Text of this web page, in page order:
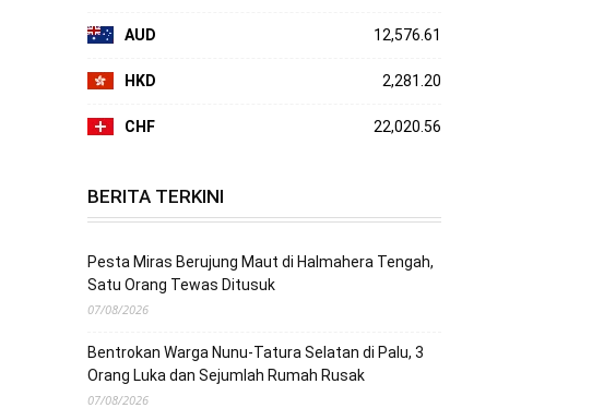
AUD 12,576.61
HKD 2,281.20
CHF 22,020.56
BERITA TERKINI
Pesta Miras Berujung Maut di Halmahera Tengah,
Satu Orang Tewas Ditusuk
07/08/2026
Bentrokan Warga Nunu-Tatura Selatan di Palu, 3
Orang Luka dan Sejumlah Rumah Rusak
07/08/2026